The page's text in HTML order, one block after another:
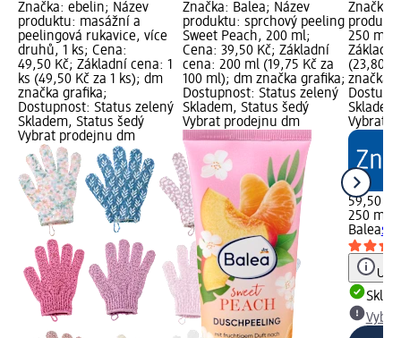
Značka: ebelin; Název
produktu: masážní a
peelingová rukavice, více
druhů, 1 ks; Cena:
49,50 Kč; Základní cena: 1
ks (49,50 Kč za 1 ks); dm
značka grafika;
Dostupnost: Status zelený
Skladem, Status šedý
Vybrat prodejnu dm
Značka: Balea; Název
produktu: sprchový peeling
Sweet Peach, 200 ml;
Cena: 39,50 Kč; Základní
cena: 200 ml (19,75 Kč za
100 ml); dm značka grafika;
Dostupnost: Status zelený
Skladem, Status šedý
Vybrat prodejnu dm
Značka:
250 ml;
(23,80
značka
Vybrat
59,50 Kč
250 ml
Balea